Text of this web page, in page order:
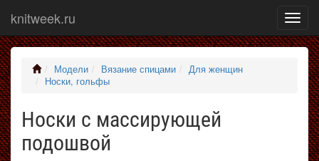
меню
knitweek.ru
Модели Вязание спицами
Для женщин
Носки, гольфы
Носки с массирующей
подошвой